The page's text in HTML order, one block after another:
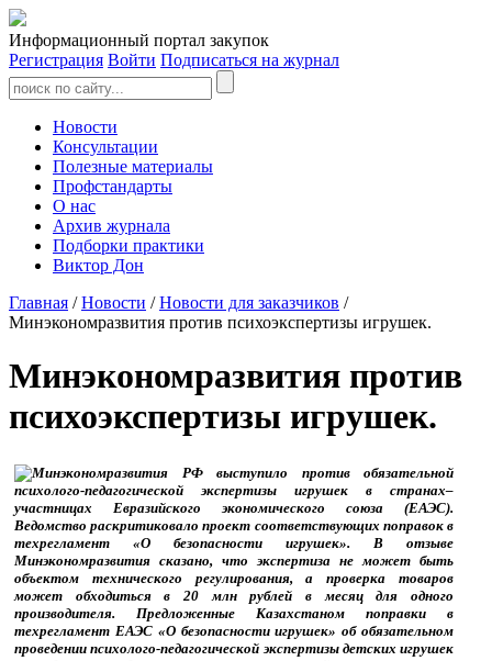
Информационный портал закупок
Регистрация Войти Подписаться на журнал
Новости
Консультации
Полезные материалы
Профстандарты
О нас
Архив журнала
Подборки практики
Виктор Дон
Главная /Новости /Новости для заказчиков /
Минэкономразвития против психоэкспертизы игрушек.
Минэкономразвития против
психоэкспертизы игрушек.